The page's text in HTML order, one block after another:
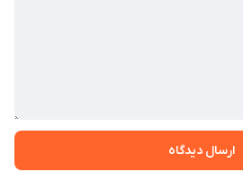
ارسال دیدگاه